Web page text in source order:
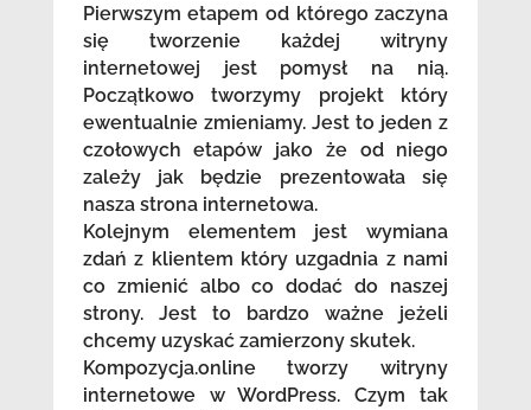
Pierwszym etapem od którego zaczyna
się tworzenie każdej witryny
internetowej jest pomysł na nią.
Początkowo tworzymy projekt który
ewentualnie zmieniamy. Jest to jeden z
czołowych etapów jako że od niego
zależy jak będzie prezentowała się
nasza strona internetowa.
Kolejnym elementem jest wymiana
zdań z klientem który uzgadnia z nami
co zmienić albo co dodać do naszej
strony. Jest to bardzo ważne jeżeli
chcemy uzyskać zamierzony skutek.
Kompozycja.online tworzy witryny
internetowe w WordPress. Czym tak